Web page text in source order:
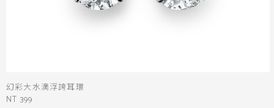
幻彩大水滴浮誇耳環
NT 399